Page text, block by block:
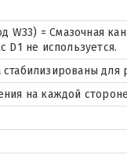
W33) = Смазочная
D1 не используется.
для
на каждой